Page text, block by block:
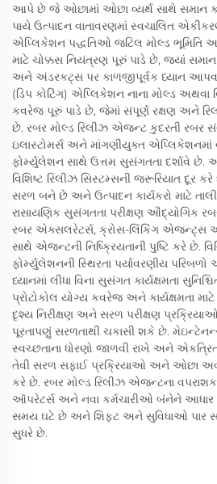
આપે છે જે ઓછામાં ઓછા વ્યર્થ સાથે સમાન
પાયે ઉત્પાદન વાતાવરણમાં સ્વચાલિત
એપ્લિકેશન પદ્ધતિઓ જટિલ મોલ્ડ ભૂમિતિ અને
માટે ચોક્કસ નિયંત્રણ પૂરું પાડે છે, જ્યાં
અને અંડરકટ્સ પર કાળજીપૂર્વક ધ્યાન
(ડિપ કોટિંગ) એપ્લિકેશન નાના મોલ્ડ અથવા
કવરેજ પૂરું પાડે છે, જેમાં સંપૂર્ણ રક્ષણ અને
છે. રબર મોલ્ડ રિલીઝ એજન્ટ કુદરતી રબર
ઇલાસ્ટોમર્સ અને માંગણીયુક્ત એપ્લિકેશનમાં
ફોર્મ્યુલેશન સાથે ઉત્તમ સુસંગતતા દર્શાવે છે.
વિશિષ્ટ રિલીઝ સિસ્ટમ્સની જરૂરિયાત દૂર
સરળ બને છે અને ઉત્પાદન કાર્યકરો માટે
રાસાયણિક સુસંગતતા પરીક્ષણ ઔદ્યોગિક રબર
રબર એક્સલરેટર્સ, ક્રોસ-લિંકિંગ એજન્ટ્સ
સાથે એજન્ટની નિષ્ક્રિયતાની પુષ્ટિ કરે છે.
ફોર્મ્યુલેશનની સ્થિરતા પર્યાવરણીય
ધ્યાનમાં લીધા વિના સુસંગત કાર્યક્ષમતા
પ્રોટોકોલ યોગ્ય કવરેજ અને કાર્યક્ષમતા માટે
દૃશ્ય નિરીક્ષણ અને સરળ પરીક્ષણ
પૂરતાપણું સરળતાથી ચકાસી શકે છે.
સ્વચ્છતાના ધોરણો જાળવી રાખે અને
તેવી સરળ સફાઈ પ્રક્રિયાઓ અને ઓછા
કરે છે. રબર મોલ્ડ રિલીઝ એજન્ટના
ઑપરેટર્સ અને નવા કર્મચારીઓ બંનેને
સમય ઘટે છે અને શિફ્ટ અને સુવિધાઓ પાર
સુધરે છે.